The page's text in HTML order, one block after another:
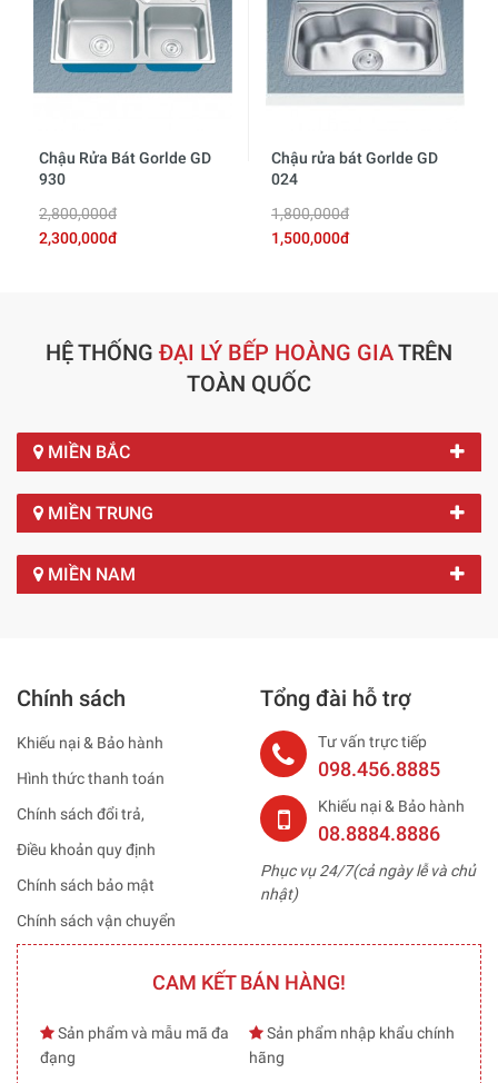
Chậu Rửa Bát Gorlde GD
930
2,800,000đ
2,300,000đ
Chậu rửa bát Gorlde GD
024
1,800,000đ
1,500,000đ
HỆ THỐNG ĐẠI LÝ BẾP HOÀNG GIATRÊN
TOÀN QUỐC
MIỀN BẮC
MIỀN TRUNG
MIỀN NAM
Chính sách
Khiếu nại & Bảo hành
Hình thức thanh toán
Chính sách đổi trả,
Điều khoản quy định
Chính sách bảo mật
Chính sách vận chuyển
Tổng đài hỗ trợ
Tư vấn trực tiếp
098.456.8885
Khiếu nại & Bảo hành
08.8884.8886
Phục vụ 24/7(cả ngày lễ và chủ
nhật)
CAM KẾT BÁN HÀNG!
Sản phẩm và mẫu mã đa
đạng
Sản phẩm nhập khẩu chính
hãng